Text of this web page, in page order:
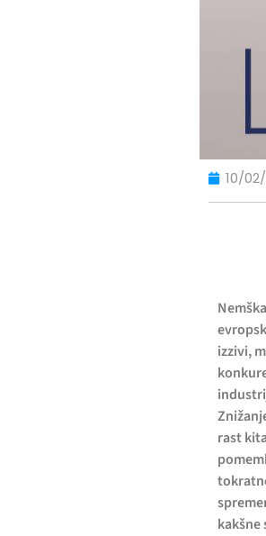
10/
izzivi,
rast
kakšne